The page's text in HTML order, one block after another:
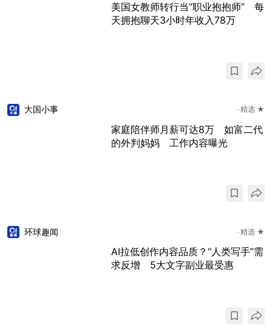
美国女教师转行当“职业抱抱师” 每
天拥抱聊天3小时年收入78万
大国小事 精选 ★
家庭陪伴师月薪可达8万 如富二代
的外判妈妈 工作内容曝光
环球趣闻 精选 ★
AI拉低创作内容品质？“人类写手”需
求反增 5大文字副业最受惠